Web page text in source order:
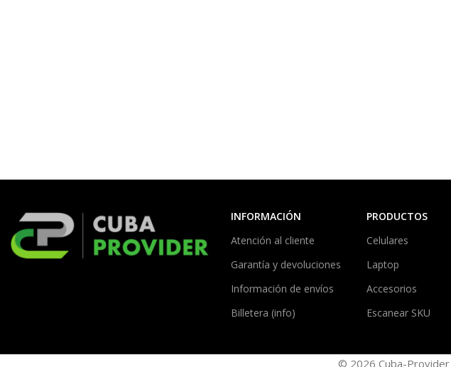
INFORMACIÓN
Atención al cliente
Garantía y devoluciones
Información de envíos
Billetera (info)
PRODUCTOS
Celulares
Laptop
Accesorios
Escanear SKU
© 2026 Cuba-